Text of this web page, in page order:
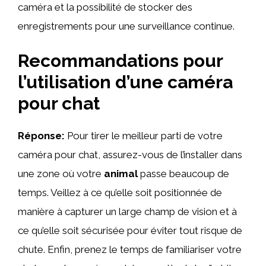
caméra et la possibilité de stocker des
enregistrements pour une surveillance continue.
Recommandations pour
l’utilisation d’une caméra
pour chat
Réponse: Pour tirer le meilleur parti de votre
caméra pour chat, assurez-vous de l’installer dans
une zone où votre animalpasse beaucoup de
temps. Veillez à ce qu’elle soit positionnée de
manière à capturer un large champ de vision et à
ce qu’elle soit sécurisée pour éviter tout risque de
chute. Enfin, prenez le temps de familiariser votre